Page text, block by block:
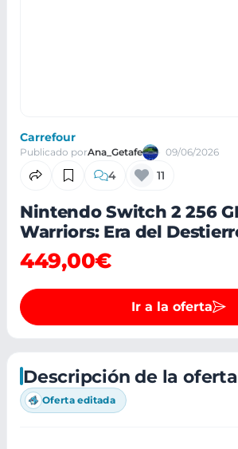
Carrefour
Publicado porAna_Getafe 09/06/2026
4 11
Nintendo Switch 2 256
Warriors: Era del
449,00€
Ir a la oferta
Descripción de la oferta
Oferta editada